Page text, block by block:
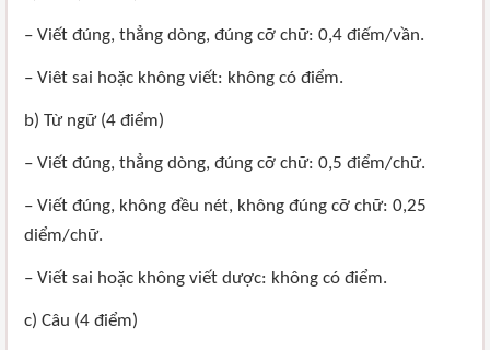
– Viết đúng, thẳng dòng, đúng cỡ chữ: 0,4 điếm/vần.
– Viêt sai hoặc không viết: không có điểm.
b) Từ ngữ (4 điểm)
– Viết đúng, thẳng dòng, đúng cỡ chữ: 0,5 điểm/chữ.
– Viết đúng, không đều nét, không đúng cỡ chữ: 0,25
diểm/chữ.
– Viết sai hoặc không viết dược: không có điểm.
c) Câu (4 điểm)